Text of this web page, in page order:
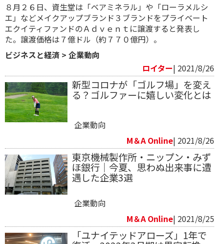
８月２６日、資生堂は「ベアミネラル」や「ローラメルシ
エ」などメイクアップブランド３ブランドをプライベート
エクイティファンドのＡｄｖｅｎｔに譲渡すると発表し
た。譲渡価格は７億ドル（約７７０億円）。
ビジネスと経済 > 企業動向
ロイター| 2021/8/26
新型コロナが「ゴルフ場」を変え
る？ゴルファーに嬉しい変化とは
企業動向
M＆A Online| 2021/8/26
東京機械製作所・ニップン・みず
ほ銀行｜今夏、思わぬ出来事に遭
遇した企業3選
企業動向
M＆A Online| 2021/8/25
「ユナイテッドアローズ」1年で